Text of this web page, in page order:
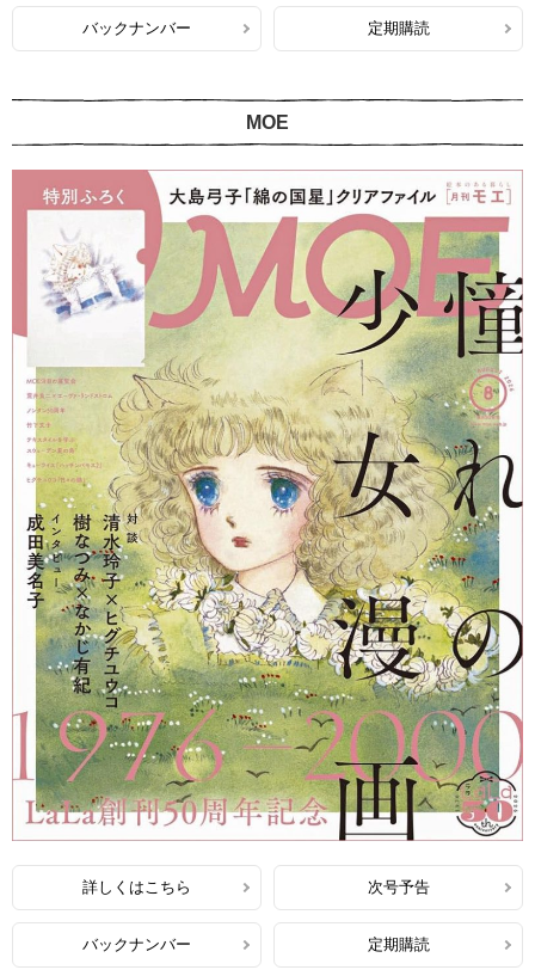
バックナンバー 定期購読
MOE
詳しくはこちら 次号予告
バックナンバー 定期購読